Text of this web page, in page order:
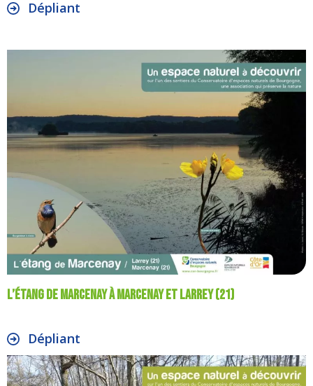
Dépliant
L’Étang de Marcenay à Marcenay et Larrey (21)
Dépliant